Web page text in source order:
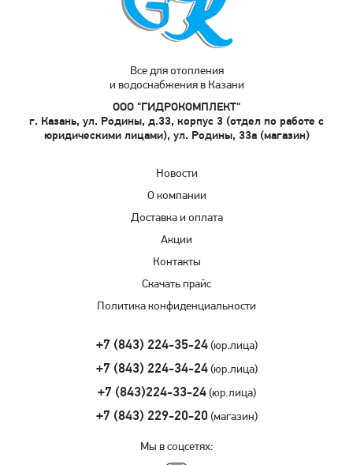
Все для отопления
и водоснабжения в Казани
ООО "ГИДРОКОМПЛЕКТ"
г. Казань, ул. Родины, д.33, корпус 3 (отдел по работе с
юридическими лицами), ул. Родины, 33а (магазин)
Новости
О компании
Доставка и оплата
Акции
Контакты
Скачать прайс
Политика конфиденциальности
+7 (843) 224-35-24(юр.лица)
+7 (843) 224-34-24(юр.лица)
+7 (843)224-33-24(юр.лица)
+7 (843) 229-20-20 (магазин)
Мы в соцсетях: